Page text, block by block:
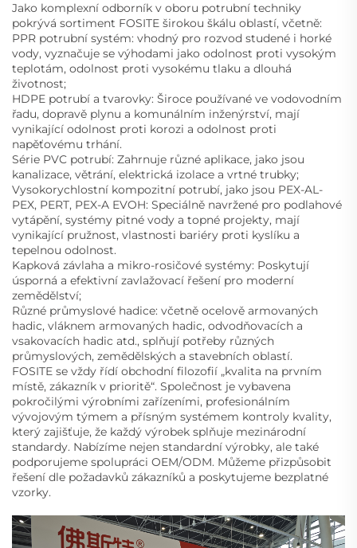
Jako komplexní odborník v oboru potrubní techniky
pokrývá sortiment FOSITE širokou škálu oblastí, včetně:
PPR potrubní systém: vhodný pro rozvod studené i horké
vody, vyznačuje se výhodami jako odolnost proti vysokým
teplotám, odolnost proti vysokému tlaku a dlouhá
životnost;
HDPE potrubí a tvarovky: Široce používané ve vodovodním
řadu, dopravě plynu a komunálním inženýrství, mají
vynikající odolnost proti korozi a odolnost proti
napěťovému trhání.
Série PVC potrubí: Zahrnuje různé aplikace, jako jsou
kanalizace, větrání, elektrická izolace a vrtné trubky;
Vysokorychlostní kompozitní potrubí, jako jsou PEX-AL-
PEX, PERT, PEX-A EVOH: Speciálně navržené pro podlahové
vytápění, systémy pitné vody a topné projekty, mají
vynikající pružnost, vlastnosti bariéry proti kyslíku a
tepelnou odolnost.
Kapková závlaha a mikro-rosičové systémy: Poskytují
úsporná a efektivní zavlažovací řešení pro moderní
zemědělství;
Různé průmyslové hadice: včetně ocelově armovaných
hadic, vláknem armovaných hadic, odvodňovacích a
vsakovacích hadic atd., splňují potřeby různých
průmyslových, zemědělských a stavebních oblastí.
FOSITE se vždy řídí obchodní filozofií „kvalita na prvním
místě, zákazník v prioritě“. Společnost je vybavena
pokročilými výrobními zařízeními, profesionálním
vývojovým týmem a přísným systémem kontroly kvality,
který zajišťuje, že každý výrobek splňuje mezinárodní
standardy. Nabízíme nejen standardní výrobky, ale také
podporujeme spolupráci OEM/ODM. Můžeme přizpůsobit
řešení dle požadavků zákazníků a poskytujeme bezplatné
vzorky.